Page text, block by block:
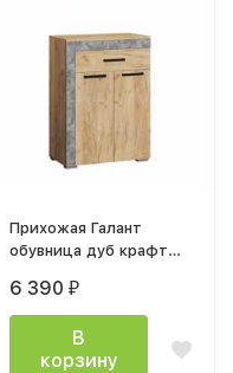
Прихожая Галант
обувница дуб крафт
светлое
6 390 ₽
В
корзину